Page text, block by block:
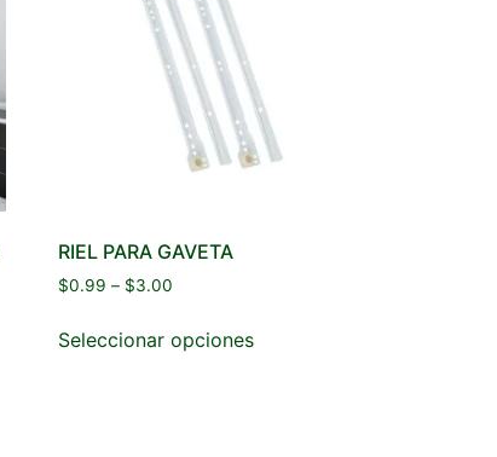
RIEL PARA GAVETA
$0.99 – $3.00
Seleccionar opciones